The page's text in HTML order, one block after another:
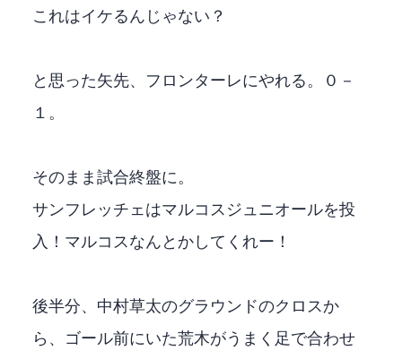
これはイケるんじゃない？
と思った矢先、フロンターレにやれる。０－
１。
そのまま試合終盤に。
サンフレッチェはマルコスジュニオールを投
入！マルコスなんとかしてくれー！
後半41分、中村草太のグラウンドのクロスか
ら、ゴール前にいた荒木がうまく足で合わせ